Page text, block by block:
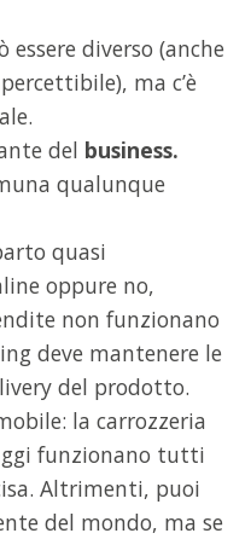
diverso (anche
ma c’è
del business.
qualunque
quasi
oppure no,
non funzionano
deve mantenere le
del prodotto.
la carrozzeria
funzionano tutti
Altrimenti, puoi
del mondo, ma se